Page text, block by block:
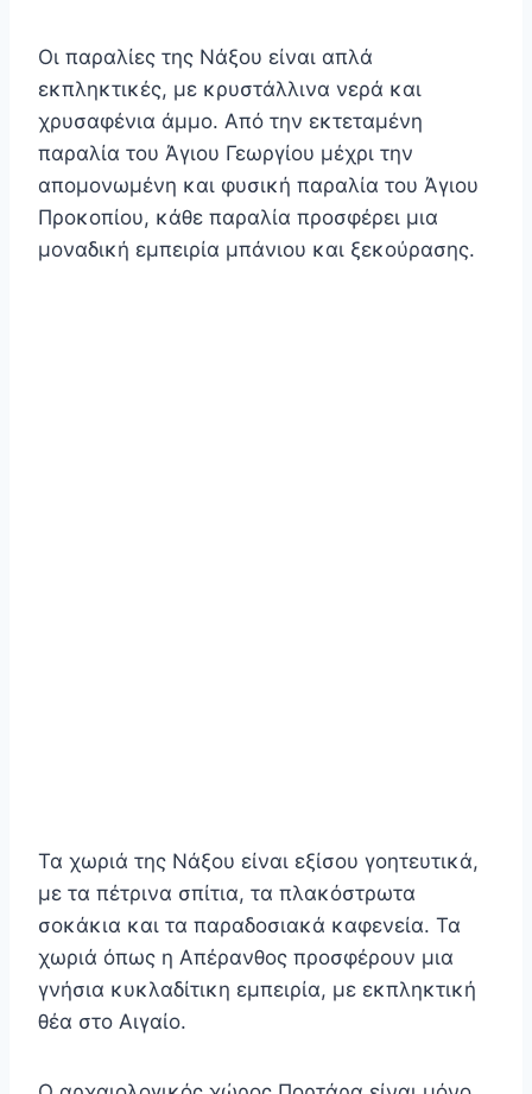
Οι παραλίες της Νάξου είναι απλά
εκπληκτικές, με κρυστάλλινα νερά και
χρυσαφένια άμμο. Από την εκτεταμένη
παραλία του Άγιου Γεωργίου μέχρι την
απομονωμένη και φυσική παραλία του Άγιου
Προκοπίου, κάθε παραλία προσφέρει μια
μοναδική εμπειρία μπάνιου και ξεκούρασης.
Τα χωριά της Νάξου είναι εξίσου γοητευτικά,
με τα πέτρινα σπίτια, τα πλακόστρωτα
σοκάκια και τα παραδοσιακά καφενεία. Τα
χωριά όπως η Απέρανθος προσφέρουν μια
γνήσια κυκλαδίτικη εμπειρία, με εκπληκτική
θέα στο Αιγαίο.